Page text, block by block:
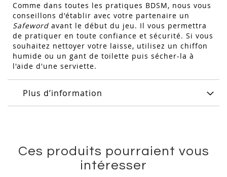
Comme dans toutes les pratiques BDSM, nous vous
conseillons d'établir avec votre partenaire un
Safeword avant le début du jeu. Il vous permettra
de pratiquer en toute confiance et sécurité. Si vous
souhaitez nettoyer votre laisse, utilisez un chiffon
humide ou un gant de toilette puis sécher-la à
l'aide d'une serviette.
Plus d’information
Ces produits pourraient vous
intéresser